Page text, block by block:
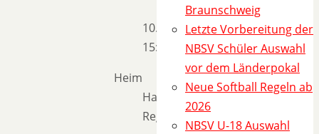
10.09.2023
15:00
Heim
Hannover
Regents
Braunschweig
Letzte Vorbereitung der
NBSV Schüler Auswahl
vor dem Länderpokal
Neue Softball Regeln ab
2026
NBSV U-18 Auswahl